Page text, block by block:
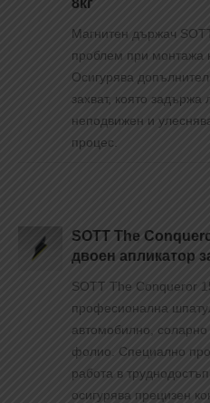
8кг
Магнитен държач
проблем при монтажа
Осигурява
захват, която задържа
неподвижен и
процес.
SOTT The
двоен апликатор
SOTT The Conqueror
професионална
автомобилно,
фолио. Специално
работа в
осигурява прецизен